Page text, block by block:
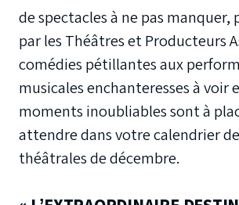
de spectacles à ne pas manquer,
par les Théâtres et Producteurs
comédies pétillantes aux
musicales enchanteresses à voir
moments inoubliables sont à
attendre dans votre calendrier
théâtrales de décembre.